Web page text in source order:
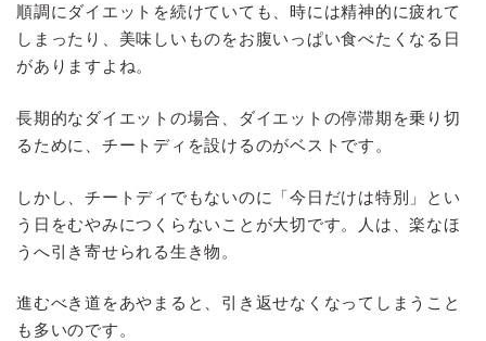
順調にダイエットを続けていても、時には精神的に疲れて
しまったり、美味しいものをお腹いっぱい食べたくなる日
がありますよね。
長期的なダイエットの場合、ダイエットの停滞期を乗り切
るために、チートディを設けるのがベストです。
しかし、チートディでもないのに「今日だけは特別」とい
う日をむやみにつくらないことが大切です。人は、楽なほ
うへ引き寄せられる生き物。
進むべき道をあやまると、引き返せなくなってしまうこと
も多いのです。